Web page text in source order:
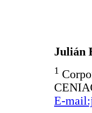
Julián
1
E-